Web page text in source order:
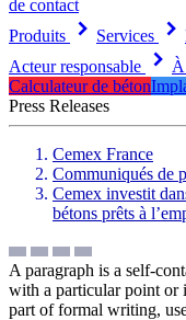
de contact
Produits
keyboard_arrow_right Services keyboard_arrow_right
Acteur responsable keyboard_arrow_right
Calculateur de béton
Press Releases
Cemex France
Communiqués de
Cemex investit
bétons prêts à
A paragraph is a self-
with a particular point or
part of formal writing,